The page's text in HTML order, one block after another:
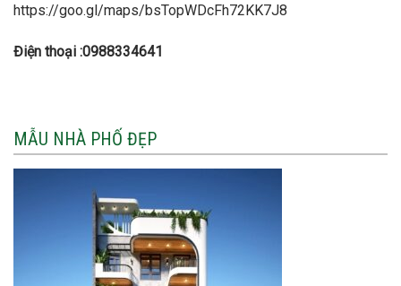
https://goo.gl/maps/bsTopWDcFh72KK7J8
Điện thoại :0988334641
MẪU NHÀ PHỐ ĐẸP